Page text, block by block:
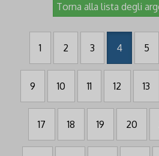
Torna alla lista degli
1 2 3 4 5
9 10 11 12 13
17 18 19 20